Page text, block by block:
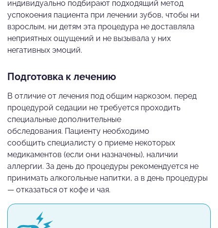
индивидуально подбирают подходящий метод
успокоения пациента при лечении зубов, чтобы ни
взрослым, ни детям эта процедура не доставляла
неприятных ощущений и не вызывала у них
негативных эмоций.
Подготовка к лечению
В отличие от лечения под общим наркозом, перед
процедурой седации не требуется проходить
специальные дополнительные
обследования. Пациенту необходимо
сообщить специалисту о приеме некоторых
медикаментов (если они назначены), наличии
аллергии. За день до процедуры рекомендуется не
принимать алкогольные напитки, а в день процедуры
— отказаться от кофе и чая.